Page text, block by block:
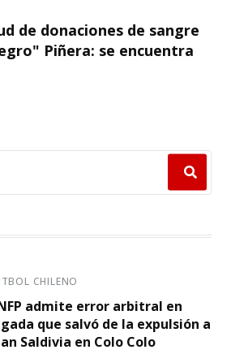
de donaciones de sangre
Piñera: se encuentra
CHILENO
admite error arbitral en
que salvó de la expulsión a
Saldivia en Colo Colo